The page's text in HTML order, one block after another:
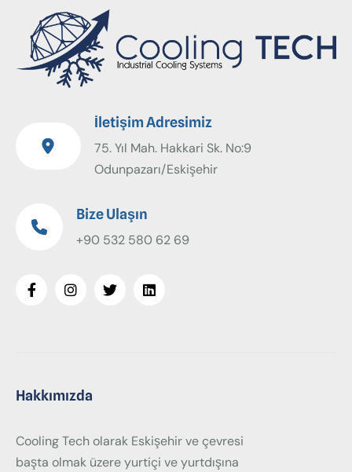
İletişim Adresimiz
75. Yıl Mah. Hakkari Sk. No:9
Odunpazarı/Eskişehir
Bize Ulaşın
+90 532 580 62 69
Hakkımızda
Cooling Tech olarak Eskişehir ve çevresi
başta olmak üzere yurtiçi ve yurtdışına